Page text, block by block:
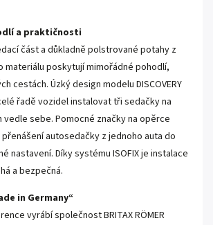
a praktičnosti
část a důkladně polstrované potahy z
materiálu poskytují mimořádné pohodlí,
cestách. Úzký design modelu DISCOVERY
řadě vozidel instalovat tři sedačky na
vedle sebe. Pomocné značky na opěrce
autosedačky z jednoho auta do
nastavení. Díky systému ISOFIX je instalace
a bezpečná.
in Germany“
vyrábí společnost BRITAX RÖMER